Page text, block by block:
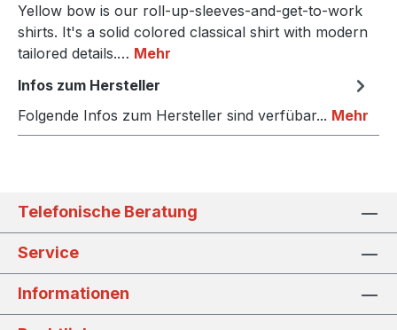
Yellow bow is our roll-up-sleeves-and-get-to-work
shirts. It's a solid colored classical shirt with modern
tailored details.… Mehr
Infos zum Hersteller
Folgende Infos zum Hersteller sind verfübar... Mehr
Telefonische Beratung
Service
Informationen